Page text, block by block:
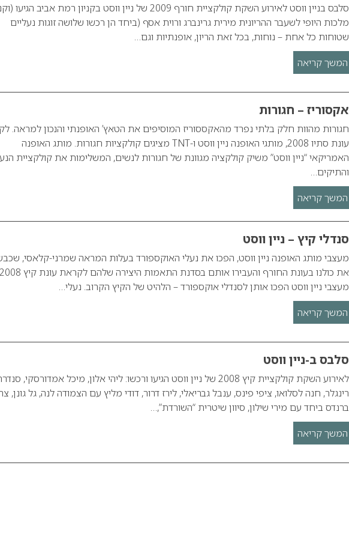
סלבס בניין ווסט לאירוע השקת קולקציית חורף 2009 של ניין ווסט בקניון רמת אביב הגיעו
מלכות היופי לשעבר ההריונית מירית גרינברג ורוית אסף (ביחד הן רכשו שלושה זוגות נעליים
שטוחות כל אחת – נוחות, בכל זאת הריון, אופנתיות וגם…
המשך קריאה
אקסוריז – חגורות
חגורות מהוות חלק בלתי נפרד מהאקססוריז המוסיפים את הטאץ’ האופנתי והנכון למראה.
עונת סתיו 2008, מותגי האופנה ניין ווסט ו-TNT מציגים קולקציות חגורות. מותג האופנה
האמריקאי “ניין ווסט” משיק קולקציה מגוונת של חגורות לנשים, המשלימות את קולקציית
והתיקים…
המשך קריאה
סנדלי קיץ – ניין ווסט
מעצבי מותג האופנה ניין ווסט, הפכו את נעלי האוקספורד בעלות המראה שמרני-קלאסי,
מעצבי ניין ווסט הפכו אותן לסנדלי אוקספורד – הלהיט של הקיץ הקרוב. נעלי…
המשך קריאה
סלבס ב-ניין ווסט
לאירוע השקת קולקציית קיץ 2008 של ניין ווסט הגיעו ורכשו: ליהי אלון, מיכל אמדורסקי,
רינגלר, חנה לסלואו, ציפי פינס, ענבל גבריאלי, לירז דרור, דודי מליץ עם הצמודה לנה, גל גונן,
ברנדס ביחד עם מירי שילון, סיוון שיטרית “השורדת”,…
המשך קריאה